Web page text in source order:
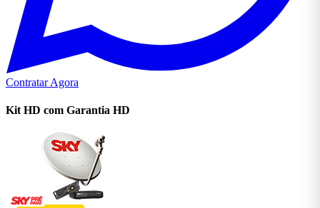
Contratar Agora
Kit HD com Garantia HD